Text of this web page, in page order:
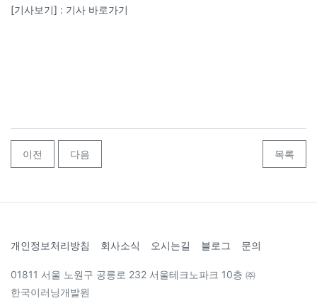
[기사보기] : 기사 바로가기
이전 다음 목록
개인정보처리방침 회사소식 오시는길 블로그 문의
01811 서울 노원구 공릉로 232 서울테크노파크 10층 ㈜
한국이러닝개발원